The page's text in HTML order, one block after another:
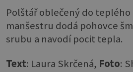
Polštář oblečený do teplého
manšestru dodá pohovce
srubu a navodí pocit tepla.
Text: Laura Skrčená, Foto: